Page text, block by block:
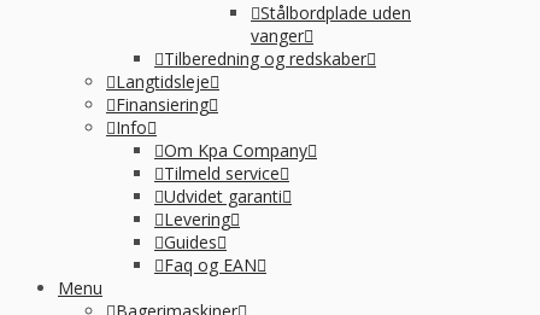
Stålbordplade uden
vanger
Tilberedning og redskaber
Langtidsleje
Finansiering
Info
Om Kpa Company
Tilmeld service
Udvidet garanti
Levering
Guides
Faq og EAN
Menu